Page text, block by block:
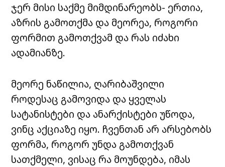
ჯერ მისი საქმე მიმდინარეობს- ერთია,
აზრის გამოთქმა და მეორეა, როგორი
ფორმით გამოთქვამ და რას იძახი
ადამიანზე.
მეორე ნაწილია, ღარიბაშვილი
როდესაც გამოვიდა და ყველას
სატანისტები და ანარქისტები უწოდა,
ვინც აქციაზე იყო. ჩვენთან არ არსებობს
ფორმა, როგორ უნდა გამოთქვან
სათქმელი, ვისაც რა მოუნდება, იმას